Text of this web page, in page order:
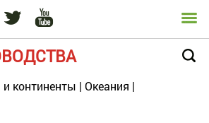
континенты | Океания |